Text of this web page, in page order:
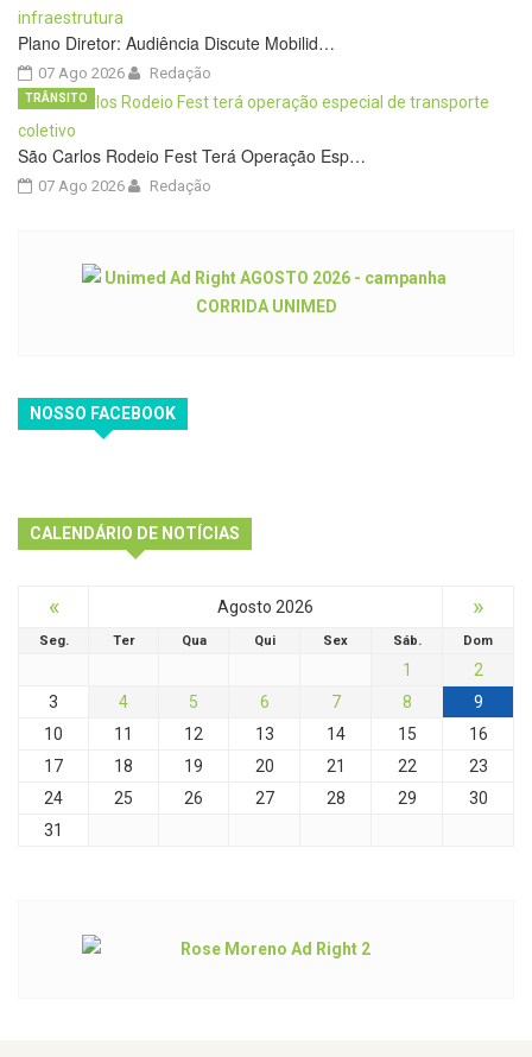
Plano Diretor: Audiência Discute Mobilid…
07 Ago 2026 Redação
São Carlos Rodeio Fest Terá Operação Esp…
07 Ago 2026
TRÂNSITO
Redação
NOSSO FACEBOOK
CALENDÁRIO DE NOTÍCIAS
« Agosto 2026 »
Seg. Ter Qua Qui Sex Sáb. Dom
1
2
3
4 5 6 7 8
9
10
11 12 13 14 15
16
17
18 19 20 21 22
23
24
25 26 27 28 29
30
31